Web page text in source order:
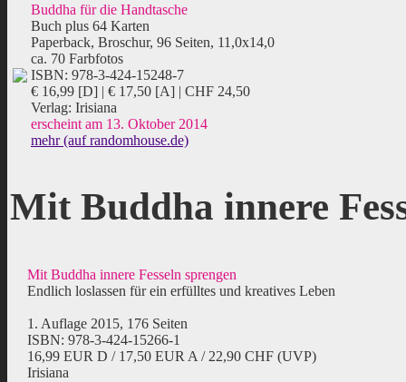
Buddha für die Handtasche
Buch plus 64 Karten
Paperback, Broschur, 96 Seiten, 11,0x14,0
ca. 70 Farbfotos
ISBN: 978-3-424-15248-7
€ 16,99 [D] | € 17,50 [A] | CHF 24,50
Verlag: Irisiana
erscheint am 13. Oktober 2014
mehr (auf randomhouse.de)
Mit Buddha innere
Mit Buddha innere Fesseln sprengen
Endlich loslassen für ein erfülltes und kreatives Leben
1. Auflage 2015, 176 Seiten
ISBN: 978-3-424-15266-1
16,99 EUR D / 17,50 EUR A / 22,90 CHF (UVP)
Irisiana